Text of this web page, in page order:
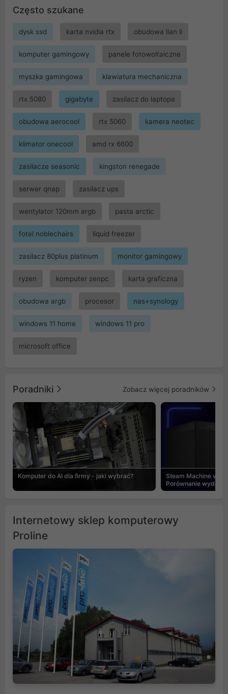
Często szukane
dysk ssd karta nvidia rtx obudowa lian li
komputer gamingowy panele fotowoltaiczne
myszka gamingowa klawiatura mechaniczna
rtx 5080 gigabyte zasilacz do laptopa
obudowa aerocool rtx 5060 kamera neotec
klimator onecool amd rx 6600
zasilacze seasonic kingston renegade
serwer qnap zasilacz ups
wentylator 120mm argb pasta arctic
fotel noblechairs liquid freezer
zasilacz 80plus platinum monitor gamingowy
ryzen komputer zenpc karta graficzna
obudowa argb procesor nas+synology
windows 11 home windows 11 pro
microsoft office
Poradniki Zobacz więcej poradników
Komputer do AI dla firmy - jaki wybrać?
Steam Machine vs
Porównanie
Internetowy sklep komputerowy
Proline